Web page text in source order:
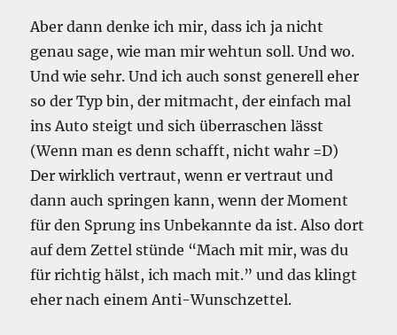
Aber dann denke ich mir, dass ich ja nicht
genau sage, wie man mir wehtun soll. Und wo.
Und wie sehr. Und ich auch sonst generell eher
so der Typ bin, der mitmacht, der einfach mal
ins Auto steigt und sich überraschen lässt
(Wenn man es denn schafft, nicht wahr =D)
Der wirklich vertraut, wenn er vertraut und
dann auch springen kann, wenn der Moment
für den Sprung ins Unbekannte da ist. Also dort
auf dem Zettel stünde “Mach mit mir, was du
für richtig hälst, ich mach mit.” und das klingt
eher nach einem Anti-Wunschzettel.